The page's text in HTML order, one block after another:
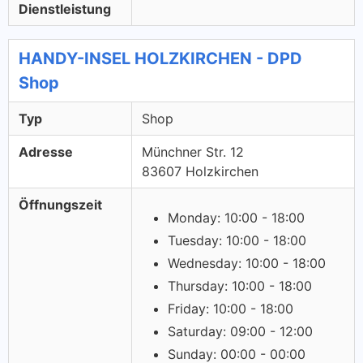
Dienstleistung
HANDY-INSEL HOLZKIRCHEN - DPD
Shop
Typ Shop
Adresse
Münchner Str. 12
83607 Holzkirchen
Öffnungszeit
Monday: 10:00 - 18:00
Tuesday: 10:00 - 18:00
Wednesday: 10:00 - 18:00
Thursday: 10:00 - 18:00
Friday: 10:00 - 18:00
Saturday: 09:00 - 12:00
Sunday: 00:00 - 00:00